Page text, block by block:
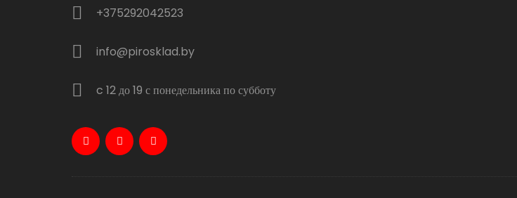
+375292042523
info@pirosklad.by
c 12 до 19 с понедельника по субботу